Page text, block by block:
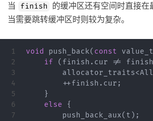
当 finish
的缓冲区还有空间时直接在
当需要跳转缓冲区时则较为复杂。
1
2
3
4
5
6
7
void push_back( const
if
( finish . cur != finish
allocator_traits<
++finish . cur ;
}
else
{
push_back_aux( t );